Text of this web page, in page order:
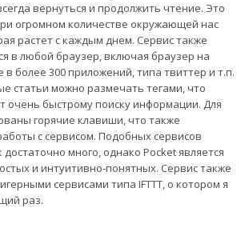
вернуться и продолжить чтение. Это
огромном количестве окружающей нас
растет с каждым днем. Сервис также
в любой браузер, включая браузер на
в более 300 приложений, типа твиттер и т.п.
статьи можно размечать тегами, что
очень быстрому поиску информации. Для
горячие клавиши, что также
с сервисом. Подобных сервисов
много, однако Pocket является
и интуитивно-понятных. Сервис также
сервисами типа IFTTT, о котором я
раз.